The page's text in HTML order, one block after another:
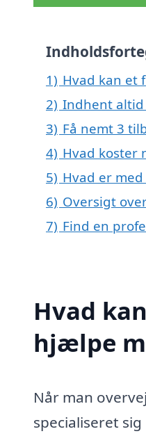
1) Hvad kan et
2) Indhent altid
3) Få nemt 3
4) Hvad koster
5) Hvad er
6) Oversigt
7) Find en
Hvad
hjælpe
Når man
specialiseret